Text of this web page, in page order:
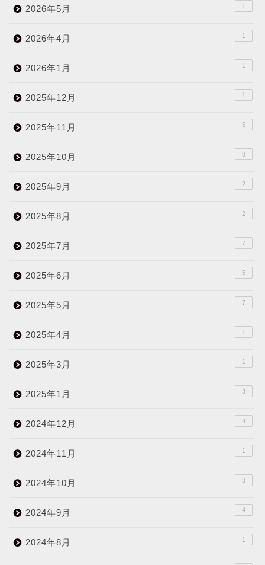
2026年5月 1
2026年4月 1
2026年1月 1
2025年12月 1
2025年11月 5
2025年10月 8
2025年9月 2
2025年8月 2
2025年7月 7
2025年6月 5
2025年5月 7
2025年4月 1
2025年3月 1
2025年1月 3
2024年12月 4
2024年11月 1
2024年10月 3
2024年9月 4
2024年8月 1